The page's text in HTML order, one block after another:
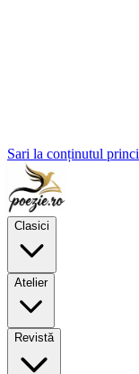
Sari la conținutul
Clasici
Atelier
Revistă